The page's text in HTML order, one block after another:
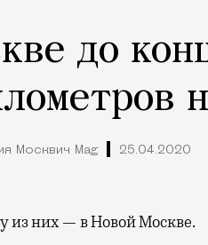
до
Москвич Mag 25.04.2020
из них — в Новой Москве.